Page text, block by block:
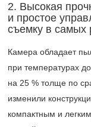
2. Высокая
и простое
съемку в самых
Камера обладает
при температурах
на 25 % толще по
изменили
компактным и